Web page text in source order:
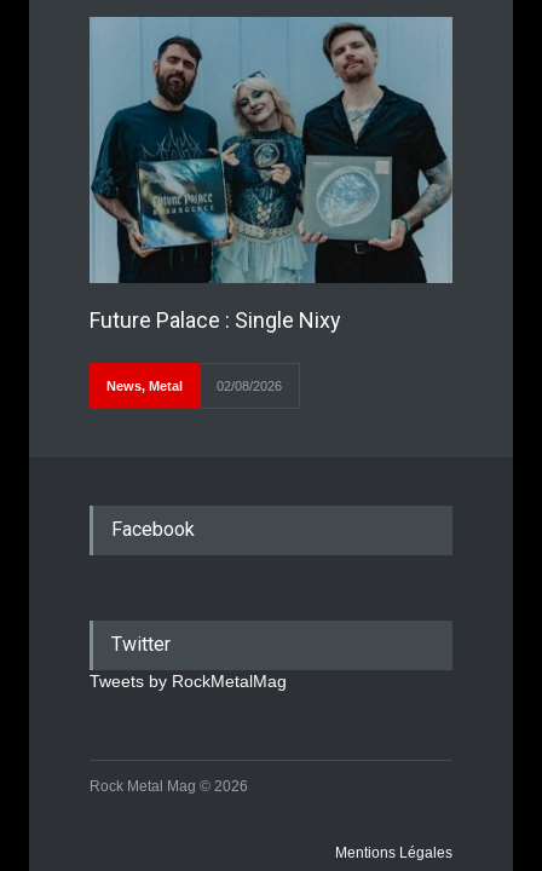
Future Palace : Single Nixy
News, Metal 02/08/2026
Facebook
Twitter
Tweets by RockMetalMag
Rock Metal Mag © 2026
Mentions Légales